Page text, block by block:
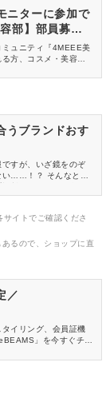
ニン”さんにおすすめ
ニターに参加で
部】部員募集
ュニティ『4MEEE美
方、コスメ・美容情報
うブランドおす
すが、いざ鏡をのぞ
い……！？ そんなとき
とができます♪ 今回
します。
イトでご確認くださ
るので、ショップに直
／
イリング、会員証機
」を今すぐチェ